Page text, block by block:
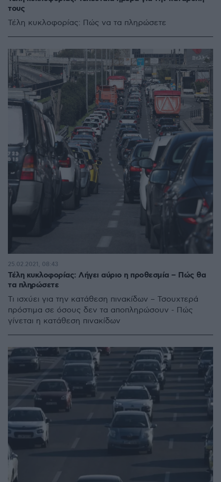
τους
Τέλη κυκλοφορίας: Πώς να τα πληρώσετε
Τέλη κυκλοφορίας: Λήγει αύριο η προθεσμία – Πώς θα
τα πληρώσετε
Τι ισχύει για την κατάθεση πινακίδων – Τσουχτερά
πρόστιμα σε όσους δεν τα αποπληρώσουν - Πώς
γίνεται η κατάθεση πινακίδων
25.02.2021, 08:43